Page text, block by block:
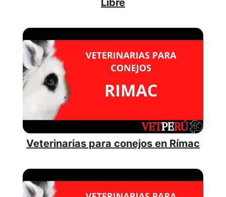
Libre
Veterinarias para conejos en Rímac